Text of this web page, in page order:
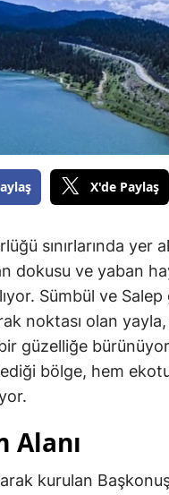
X'de Paylaş
sınırlarında yer
dokusu ve yaban
Sümbül ve
noktası olan
güzelliğe
bölge, hem
Alanı
kurulan Başkonuş